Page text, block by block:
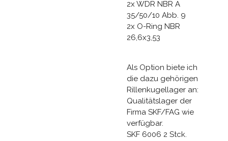
2x WDR NBR A
35/50/10 Abb. 9
2x O-Ring NBR
26,6x3,53
Als Option biete ich
die dazu gehörigen
Rillenkugellager an:
Qualitätslager der
Firma SKF/FAG wie
verfügbar.
SKF 6006 2 Stck.